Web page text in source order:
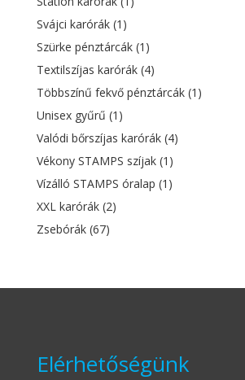
Svájci karórák (1)
Szürke pénztárcák (1)
Textilszíjas karórák (4)
Többszínű fekvő pénztárcák (1)
Unisex gyűrű (1)
Valódi bőrszíjas karórák (4)
Vékony STAMPS szíjak (1)
Vízálló STAMPS óralap (1)
XXL karórák (2)
Zsebórák (67)
Elérhetőségünk